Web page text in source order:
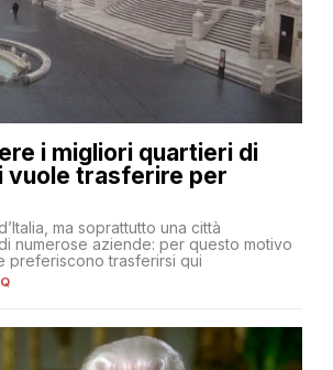
i migliori quartieri di
vuole trasferire per
ma soprattutto una città
numerose aziende: per questo motivo
preferiscono trasferirsi qui